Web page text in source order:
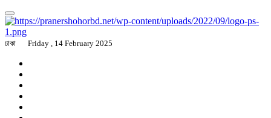
ঢাকা Friday , 14 February 2025